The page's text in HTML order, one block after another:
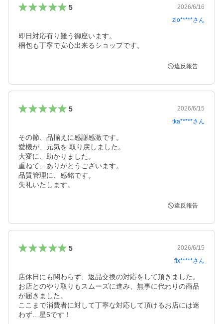
5
2026/6/16
zlo*****さん
即日対応有り難う御座います。
梱包も丁寧で安心出来るショップです。
違反報告
5
2026/6/15
tka*****さん
その節、品揃えに感謝感激です。
愛機が、元気を 取り戻しました。
大変に、助かりました。
重ねて、ありがとうございます。
品質管理に、感銘です。
失礼いたします。
違反報告
5
2026/6/15
flx*****さん
店休日にも関わらず、返品交換の対応をして頂きました。
お店とのやり取りもスムーズに進み、無事に代わりの商品
が届きました。
ここまで消費者に対して丁寧な対応して頂けるお店には迷
わず…星5です！